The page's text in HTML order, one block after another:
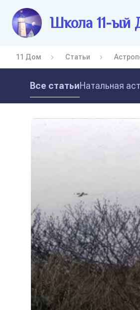
Школа 11-ый
11 Дом Статьи
Все статьиНатальная